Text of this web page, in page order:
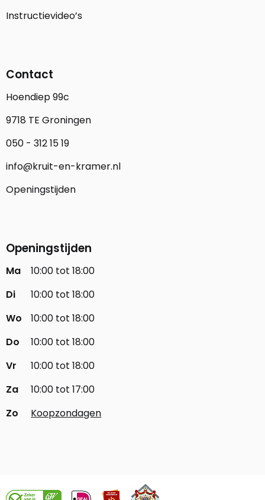
Instructievideo’s
Contact
Hoendiep 99c
9718 TE Groningen
050 - 312 15 19
info@kruit-en-kramer.nl
Openingstijden
Openingstijden
Ma
10:00 tot 18:00
Di
10:00 tot 18:00
Wo
10:00 tot 18:00
Do
10:00 tot 18:00
Vr
10:00 tot 18:00
Za
10:00 tot 17:00
Zo
Koopzondagen